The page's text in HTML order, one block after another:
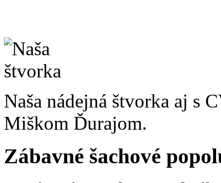
Naša nádejná štvorka aj s
Miškom Ďurajom.
Zábavné šachové